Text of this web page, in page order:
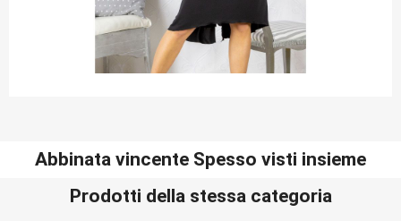
Abbinata vincente Spesso visti insieme
Prodotti della stessa categoria